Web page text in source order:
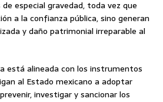
especial gravedad, toda vez que
a la confianza pública, sino generan
y daño patrimonial irreparable al
está alineada con los instrumentos
al Estado mexicano a adoptar
investigar y sancionar los